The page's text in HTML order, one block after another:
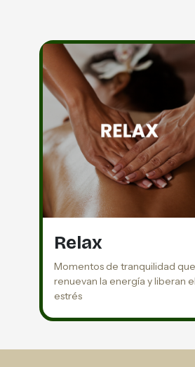
Relax
Momentos de tranquilidad que
renuevan la energía y liberan el
estrés